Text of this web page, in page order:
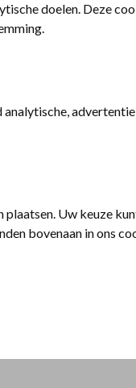
kunt vragen. En
doelen. Deze
Uw keuze
bovenaan in ons